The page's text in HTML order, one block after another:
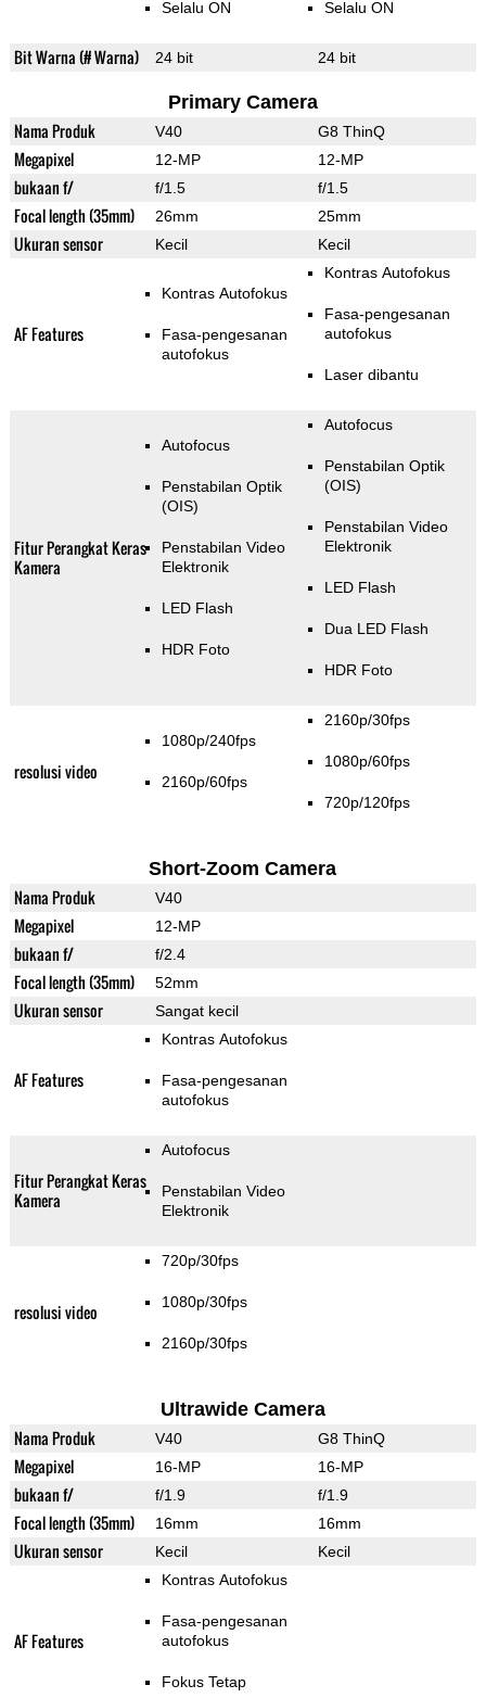
Selalu ON Selalu ON
Bit Warna (# Warna) 24 bit 24 bit
Primary Camera
Nama Produk V40 G8 ThinQ
Megapixel 12-MP 12-MP
bukaan f/ f/1.5 f/1.5
Focal length (35mm) 26mm 25mm
Ukuran sensor Kecil Kecil
AF Features
Kontras Autofokus
Fasa-pengesanan
autofokus
Kontras Autofokus
Fasa-pengesanan
autofokus
Laser dibantu
Fitur Perangkat Keras
Kamera
Autofocus
Penstabilan Optik
(OIS)
Penstabilan Video
Elektronik
LED Flash
HDR Foto
Autofocus
Penstabilan Optik
(OIS)
Penstabilan Video
Elektronik
LED Flash
Dua LED Flash
HDR Foto
resolusi video
1080p/240fps
2160p/60fps
2160p/30fps
1080p/60fps
720p/120fps
Short-Zoom Camera
Nama Produk V40
Megapixel 12-MP
bukaan f/ f/2.4
Focal length (35mm) 52mm
Ukuran sensor Sangat kecil
AF Features
Kontras Autofokus
Fasa-pengesanan
autofokus
Fitur Perangkat Keras
Kamera
Autofocus
Penstabilan Video
Elektronik
resolusi video
720p/30fps
1080p/30fps
2160p/30fps
Ultrawide Camera
Nama Produk V40 G8 ThinQ
Megapixel 16-MP 16-MP
bukaan f/ f/1.9 f/1.9
Focal length (35mm) 16mm 16mm
Ukuran sensor Kecil Kecil
AF Features
Kontras Autofokus
Fasa-pengesanan
autofokus
Fokus Tetap